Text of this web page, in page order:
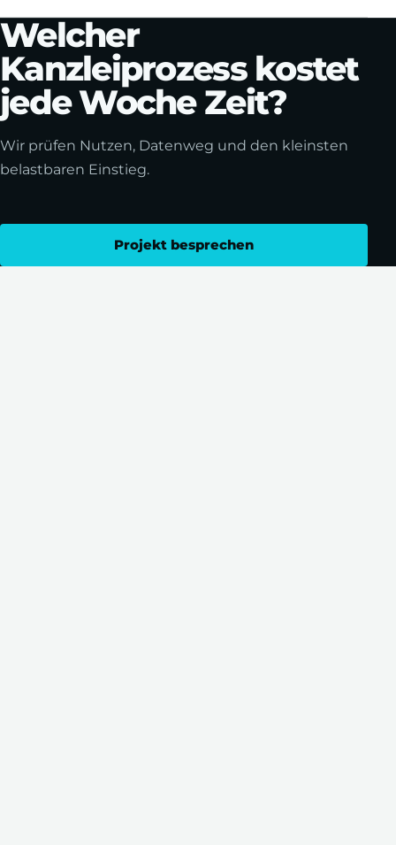
Welcher
Kanzleiprozess kostet
jede Woche Zeit?
Wir prüfen Nutzen, Datenweg und den kleinsten
belastbaren Einstieg.
Projekt besprechen